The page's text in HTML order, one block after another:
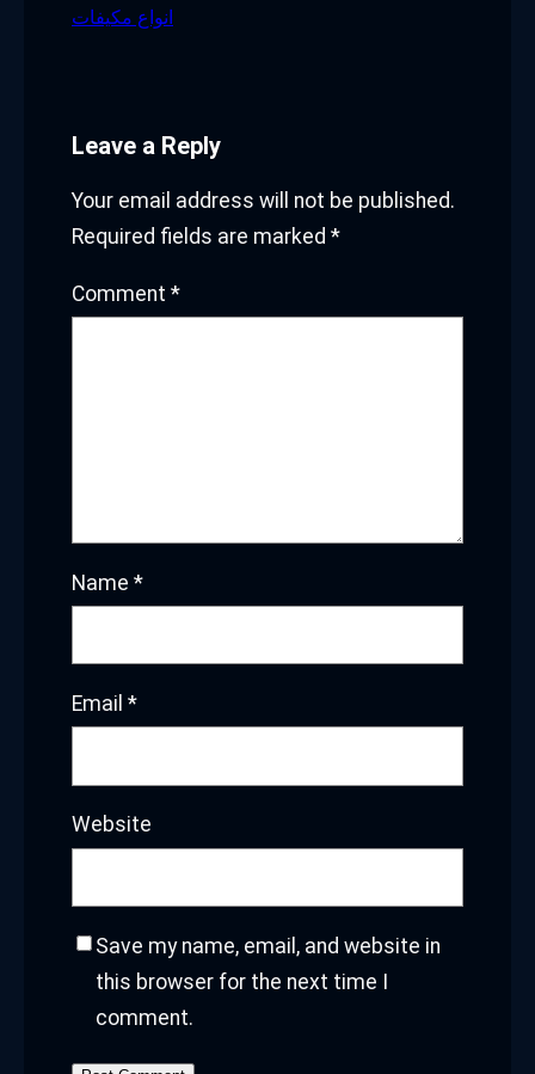
انواع مكيفات
Leave a Reply
Your email address will not be published.
Required fields are marked *
Comment *
Name *
Email *
Website
Save my name, email, and website in
this browser for the next time I
comment.